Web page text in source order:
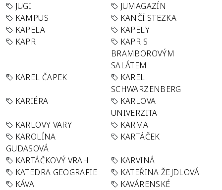
JUGI
JUMAGAZÍN
KAMPUS
KANČÍ STEZKA
KAPELA
KAPELY
KAPR
KAPR S
BRAMBOROVÝM
SALÁTEM
KAREL ČAPEK
KAREL
SCHWARZENBERG
KARIÉRA
KARLOVA
UNIVERZITA
KARLOVY VARY
KARMA
KAROLÍNA
GUDASOVÁ
KARTÁČEK
KARTÁČKOVÝ VRAH
KARVINÁ
KATEDRA GEOGRAFIE
KATEŘINA ŽEJDLOVÁ
KÁVA
KAVÁRENSKÉ